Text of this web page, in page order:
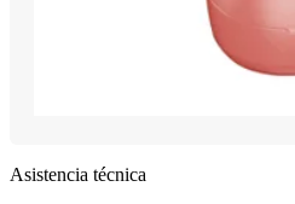
Asistencia técnica